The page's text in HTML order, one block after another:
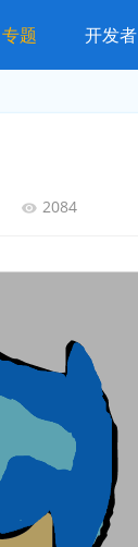
专题 开发者
2084